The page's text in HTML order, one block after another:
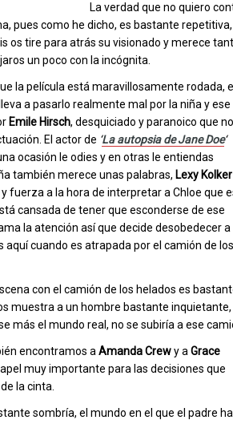
La verdad que no quiero
pues como he dicho, es bastante repetitiva,
os tire para atrás su visionado y merece
un poco con la incógnita.
la película está maravillosamente rodada,
a pasarlo realmente mal por la niña y ese
Emile Hirsch, desquiciado y paranoico que
El actor de ‘La autopsia de Jane Doe‘
ocasión le odies y en otras le entiendas
también merece unas palabras, Lexy Kolker
fuerza a la hora de interpretar a Chloe que
cansada de tener que esconderse de ese
la atención así que decide desobedecer a
aquí cuando es atrapada por el camión de los
con el camión de los helados es
muestra a un hombre bastante inquietante,
más el mundo real, no se subiría a ese
encontramos aAmanda Crewy aGrace
muy importante para las decisiones que
la cinta.
sombría, el mundo en el que el padre ha